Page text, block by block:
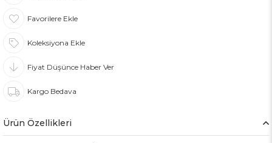
Favorilere Ekle
Koleksiyona Ekle
Fiyat Düşünce Haber Ver
Kargo Bedava
Ürün Özellikleri